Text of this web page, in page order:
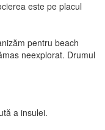
este pe placul
pentru beach
neexplorat. Drumul
a insulei.